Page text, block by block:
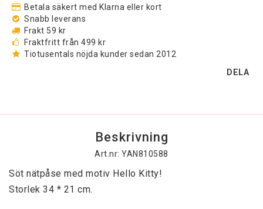
Betala säkert med Klarna eller kort
Snabb leverans
Frakt 59 kr
Fraktfritt från 499 kr
Tiotusentals nöjda kunder sedan 2012
DELA
Beskrivning
Art.nr: YAN810588
Söt nätpåse med motiv Hello Kitty!
Storlek 34 * 21 cm.